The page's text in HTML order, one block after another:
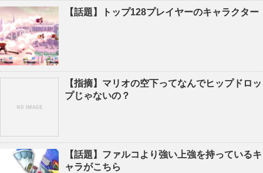
【話題】トップ128プレイヤーのキャラクター
【指摘】マリオの空下ってなんでヒップドロッ
プじゃないの？
【話題】ファルコより強い上強を持っているキ
ャラがこちら